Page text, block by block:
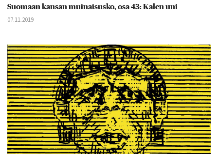
Suomaan kansan muinaisusko, osa 43: Kalen uni
07.11.2019